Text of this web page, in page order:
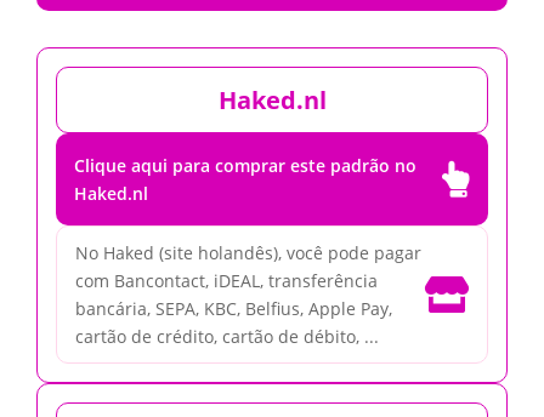
Haked.nl
Clique aqui para comprar este padrão no
Haked.nl

No Haked (site holandês), você pode pagar
com Bancontact, iDEAL, transferência
bancária, SEPA, KBC, Belfius, Apple Pay,
cartão de crédito, cartão de débito, ...
